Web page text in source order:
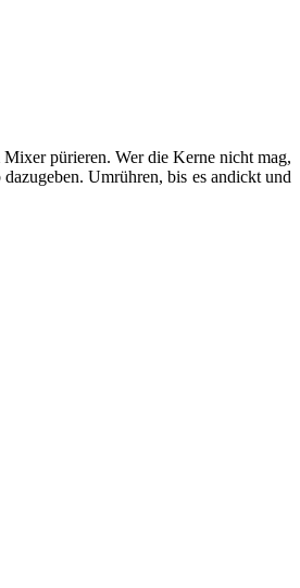
pürieren. Wer die Kerne nicht mag,
Umrühren, bis es andickt und